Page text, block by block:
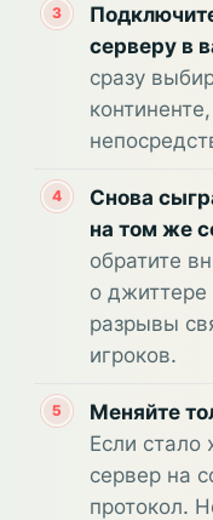
серверу в
сразу
Снова
на том же
обратите
о джиттере
разрывы
игроков.
Меняйте
Если стало
сервер на
протокол.